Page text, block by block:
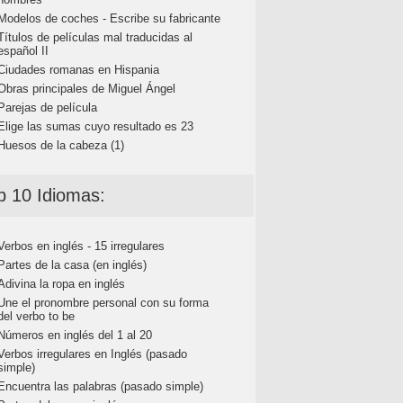
de coches - Escribe su fabricante
de películas mal traducidas al
II
romanas en Hispania
principales de Miguel Ángel
de película
las sumas cuyo resultado es 23
de la cabeza (1)
10 Idiomas:
en inglés - 15 irregulares
de la casa (en inglés)
la ropa en inglés
el pronombre personal con su forma
verbo to be
en inglés del 1 al 20
irregulares en Inglés (pasado
las palabras (pasado simple)